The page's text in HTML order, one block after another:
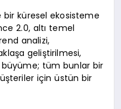
bir küresel ekosisteme
2.0, altı temel
analizi,
geliştirilmesi,
büyüme; tüm bunlar bir
için üstün bir